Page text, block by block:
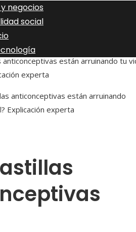
negocios
social
anticonceptivas están arruinando tu
experta